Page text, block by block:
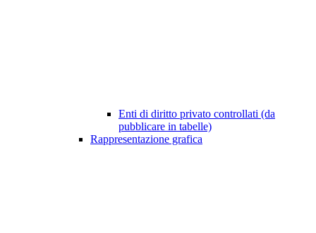
Enti di diritto privato controllati (da
pubblicare in tabelle)
Rappresentazione grafica